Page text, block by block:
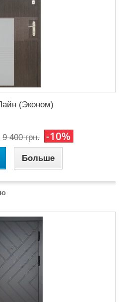
(Эконом)
9 400 грн. -10%
Больше